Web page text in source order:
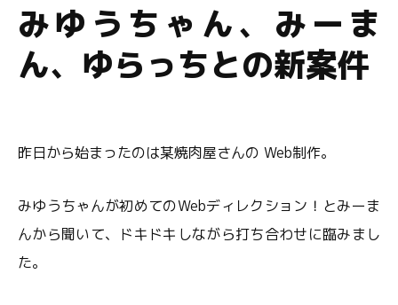
みゆうちゃん、みーま
ん、ゆらっちとの新案件
昨日から始まったのは某焼肉屋さんの Web制作。
みゆうちゃんが初めてのWebディレクション！とみーま
んから聞いて、ドキドキしながら打ち合わせに臨みまし
た。